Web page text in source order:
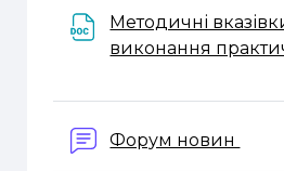
Методичні
виконання
Форум новин